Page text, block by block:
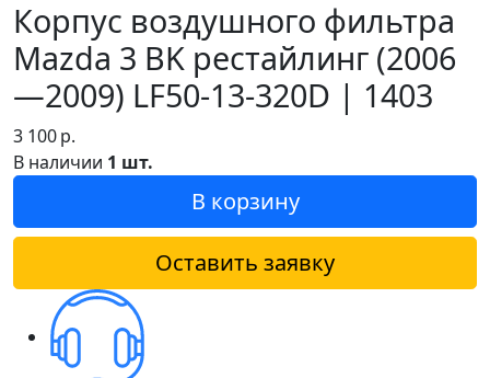
Корпус воздушного фильтра
Mazda 3 BK рестайлинг (2006
—2009) LF50-13-320D | 1403
3 100р.
В наличии 1 шт.
В корзину
Оставить заявку